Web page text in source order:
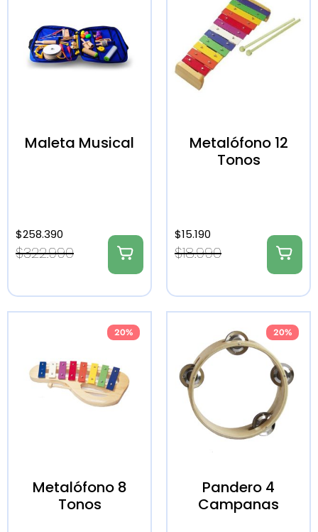
Maleta Musical
$322.990
$258.390
Metalófono 12
Tonos
$18.990
$15.190
20%
Metalófono 8
Tonos
20%
Pandero 4
Campanas